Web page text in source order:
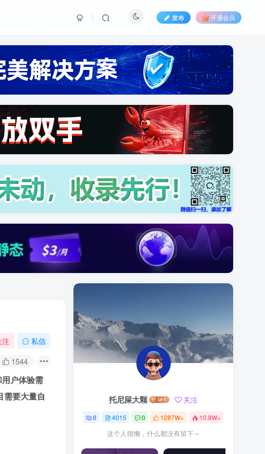
发布 开通会员
注 私信
1544
户体验需
要大量自
托尼屎大颗 关注
8 4015 0 1287W+ 10.8W+
这个人很懒，什么都没有留下～